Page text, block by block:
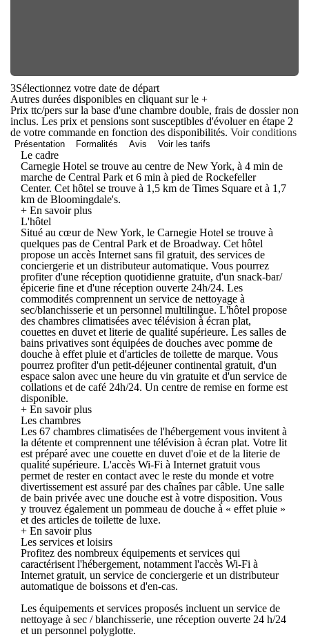
3Sélectionnez votre date de départ
Autres durées disponibles en cliquant sur le +
Prix ttc/pers sur la base d'une chambre double, frais de dossier non
inclus. Les prix et pensions sont susceptibles d'évoluer en étape 2
de votre commande en fonction des disponibilités. Voir conditions
Présentation Formalités Avis Voir les tarifs
Le cadre
Carnegie Hotel se trouve au centre de New York, à 4 min de
marche de Central Park et 6 min à pied de Rockefeller
Center. Cet hôtel se trouve à 1,5 km de Times Square et à 1,7
km de Bloomingdale's.
+ En savoir plus
L'hôtel
Situé au cœur de New York, le Carnegie Hotel se trouve à
quelques pas de Central Park et de Broadway. Cet hôtel
propose un accès Internet sans fil gratuit, des services de
conciergerie et un distributeur automatique. Vous pourrez
profiter d'une réception quotidienne gratuite, d'un snack-bar/
épicerie fine et d'une réception ouverte 24h/24. Les
commodités comprennent un service de nettoyage à
sec/blanchisserie et un personnel multilingue. L'hôtel propose
des chambres climatisées avec télévision à écran plat,
couettes en duvet et literie de qualité supérieure. Les salles de
bains privatives sont équipées de douches avec pomme de
douche à effet pluie et d'articles de toilette de marque. Vous
pourrez profiter d'un petit-déjeuner continental gratuit, d'un
espace salon avec une heure du vin gratuite et d'un service de
collations et de café 24h/24. Un centre de remise en forme est
disponible.
+ En savoir plus
Les chambres
Les 67 chambres climatisées de l'hébergement vous invitent à
la détente et comprennent une télévision à écran plat. Votre lit
est préparé avec une couette en duvet d'oie et de la literie de
qualité supérieure. L'accès Wi-Fi à Internet gratuit vous
permet de rester en contact avec le reste du monde et votre
divertissement est assuré par des chaînes par câble. Une salle
de bain privée avec une douche est à votre disposition. Vous
y trouvez également un pommeau de douche à « effet pluie »
et des articles de toilette de luxe.
+ En savoir plus
Les services et loisirs
Profitez des nombreux équipements et services qui
caractérisent l'hébergement, notamment l'accès Wi-Fi à
Internet gratuit, un service de conciergerie et un distributeur
automatique de boissons et d'en-cas.
Les équipements et services proposés incluent un service de
nettoyage à sec / blanchisserie, une réception ouverte 24 h/24
et un personnel polyglotte.